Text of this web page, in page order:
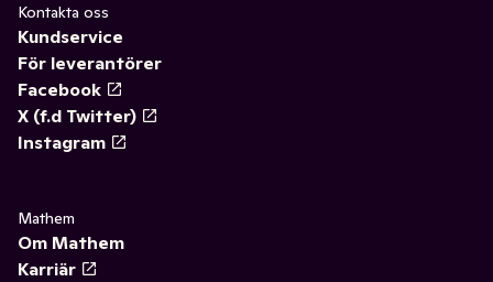
Kontakta oss
Kundservice
För leverantörer
Facebook
X (f.d Twitter)
Instagram
Mathem
Om Mathem
Karriär